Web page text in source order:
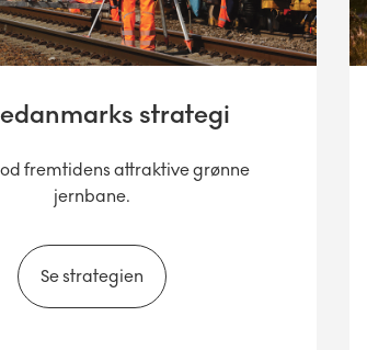
strategi
fremtidens attraktive grønne
jernbane.
Se strategien